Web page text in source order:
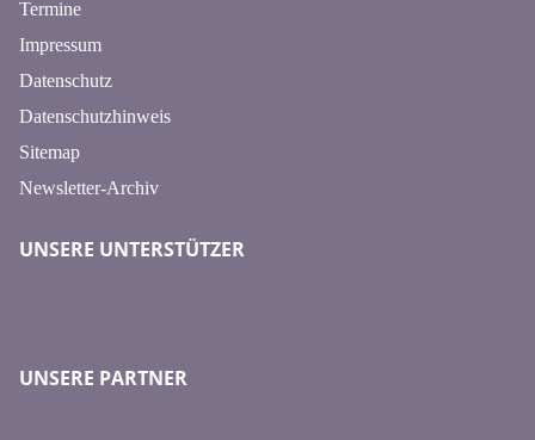
Termine
Impressum
Datenschutz
Datenschutzhinweis
Sitemap
Newsletter-Archiv
UNSERE UNTERSTÜTZER
UNSERE PARTNER